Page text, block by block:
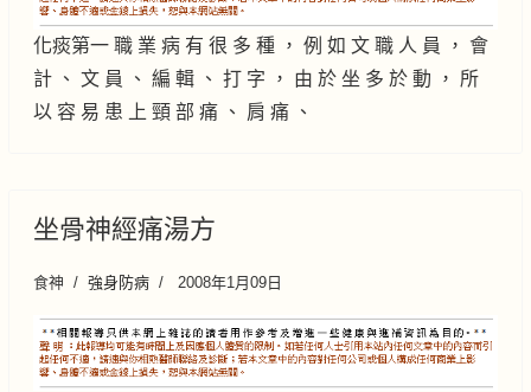
化痰第一 職 業 病 有 很 多 種 ， 例 如 文 職 人 員 ， 會
計 、 文 員 、 編 輯 、 打 字 ， 由 於 坐 多 於 動 ， 所
以 容 易 患 上 頸 部 痛 、 肩 痛 、
坐骨神經痛湯方
食神 強身防病 2008年1月09日